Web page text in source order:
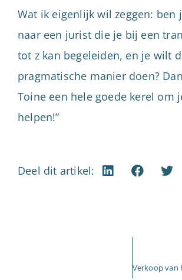
Wat ik eigenlijk wil zeggen: ben
naar een jurist die je bij een
tot z kan begeleiden, en je wilt
pragmatische manier doen?
Toine een hele goede kerel om
helpen!”
Deel dit artikel: